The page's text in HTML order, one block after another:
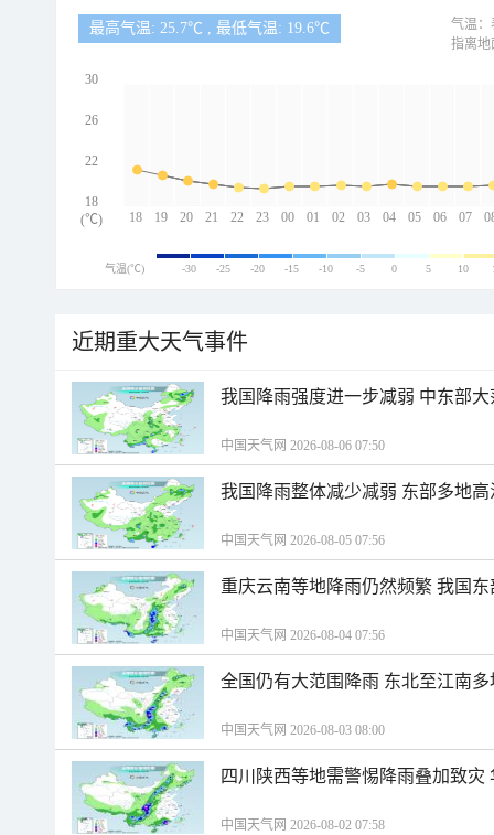
最高气温: 25.7℃ , 最低气温: 19.6℃
18 19 20 21 22 23 00 01 02 03 04 05 06 07
30
26
22
18
(℃)
气温：
指离地
气温(℃) -30 -25 -20 -15 -10 -5 0 5 10
近期重大天气事件
我国降雨强度进一步减弱 中东部
中国天气网 2026-08-06 07:50
我国降雨整体减少减弱 东部多地
中国天气网 2026-08-05 07:56
重庆云南等地降雨仍然频繁 我国
中国天气网 2026-08-04 07:56
全国仍有大范围降雨 东北至江南
中国天气网 2026-08-03 08:00
四川陕西等地需警惕降雨叠加致
中国天气网 2026-08-02 07:58